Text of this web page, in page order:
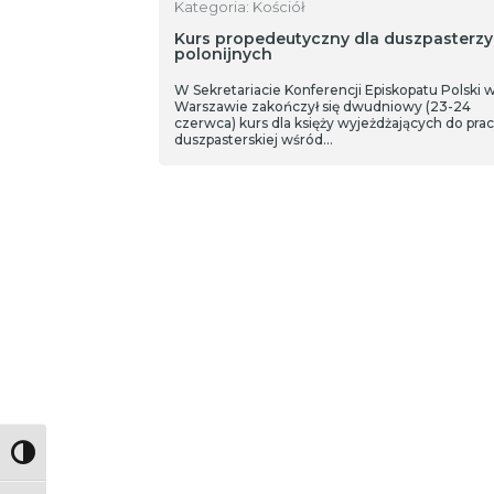
Toggle High Contrast
Kategoria: Kościół
Kurs propedeutyczny dla duszpasterzy
polonijnych
W Sekretariacie Konferencji Episkopatu Polski
Warszawie zakończył się dwudniowy (23-24
czerwca) kurs dla księży wyjeżdżających do
duszpasterskiej wśród…